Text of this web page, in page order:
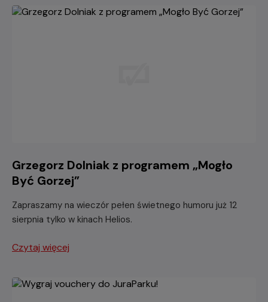
Grzegorz Dolniak z programem „Mogło
Być Gorzej”
Zapraszamy na wieczór pełen świetnego humoru już 12
sierpnia tylko w kinach Helios.
Czytaj więcej